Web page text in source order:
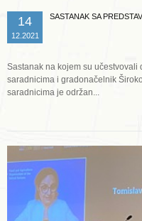
14
12.2021
SASTANAK SA
Sastanak na kojem su učestvovali
saradnicima i gradonačelnik
saradnicima je održan...